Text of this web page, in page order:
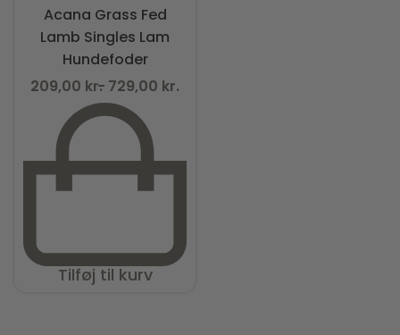
Acana Grass Fed
Lamb Singles Lam
Hundefoder
209,00 kr. 729,00 kr.
Tilføj til kurv